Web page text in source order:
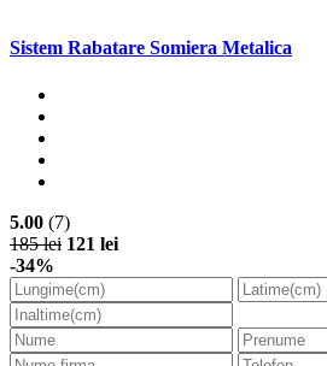
Sistem Rabatare Somiera Metalica
5.00 (7)
185 lei 121 lei
-34%